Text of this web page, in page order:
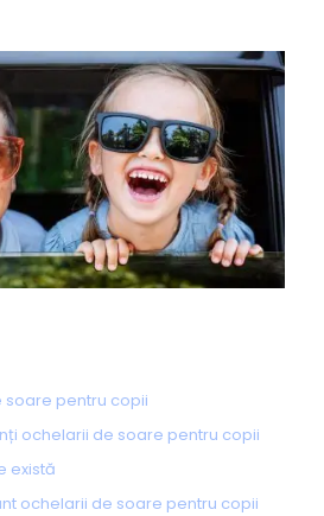
soare pentru copii
ochelarii de soare pentru copii
există
ochelarii de soare pentru copii